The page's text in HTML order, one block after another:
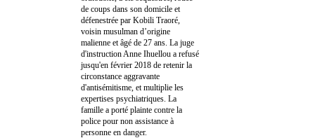
de coups dans son domicile et
défenestrée par Kobili Traoré,
voisin musulman d’origine
malienne et âgé de 27 ans. La juge
d'instruction Anne Ihuellou a refusé
jusqu'en février 2018 de retenir la
circonstance aggravante
d'antisémitisme, et multiplie les
expertises psychiatriques. La
famille a porté plainte contre la
police pour non assistance à
personne en danger.